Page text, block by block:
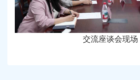
交流座谈会现场